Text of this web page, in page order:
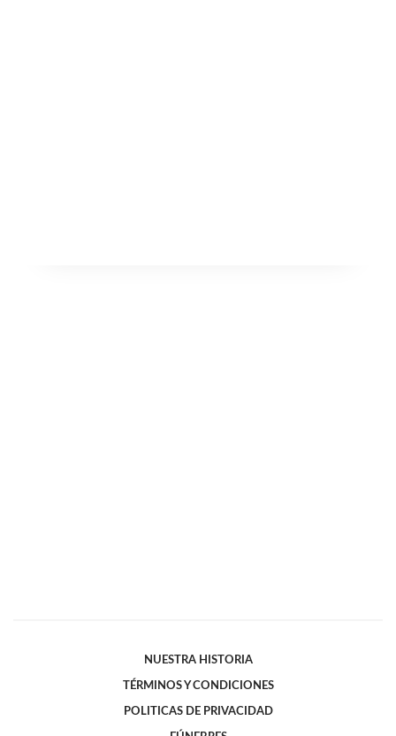
NUESTRA HISTORIA
TÉRMINOS Y CONDICIONES
POLITICAS DE PRIVACIDAD